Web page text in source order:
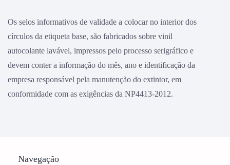
Os selos informativos de validade a colocar no interior dos
círculos da etiqueta base, são fabricados sobre vinil
autocolante lavável, impressos pelo processo serigráfico e
devem conter a informação do mês, ano e identificação da
empresa responsável pela manutenção do extintor, em
conformidade com as exigências da NP4413-2012.
Navegação